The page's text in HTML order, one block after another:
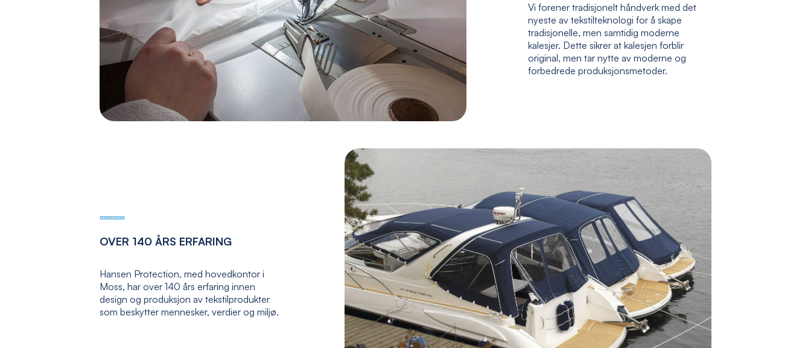
Vi forener tradisjonelt håndverk med det
nyeste av tekstilteknologi for å skape
tradisjonelle, men samtidig moderne
kalesjer. Dette sikrer at kalesjen forblir
original, men tar nytte av moderne og
forbedrede produksjonsmetoder.
OVER 140 ÅRS ERFARING
Hansen Protection, med hovedkontor i
Moss, har over 140 års erfaring innen
design og produksjon av tekstilprodukter
som beskytter mennesker, verdier og miljø.